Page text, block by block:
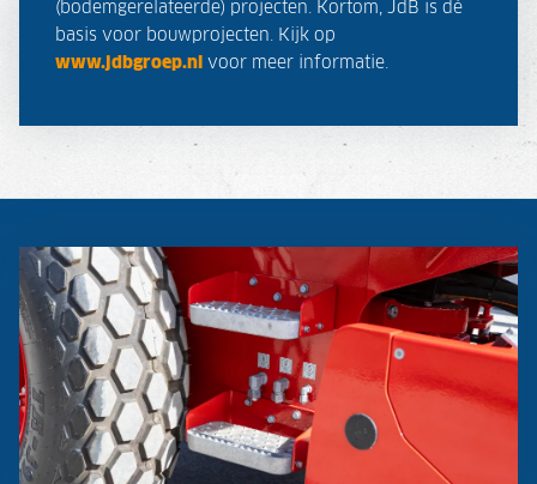
(bodemgerelateerde) projecten. Kortom, JdB is dé
basis voor bouwprojecten. Kijk op
www.jdbgroep.nl voor meer informatie.